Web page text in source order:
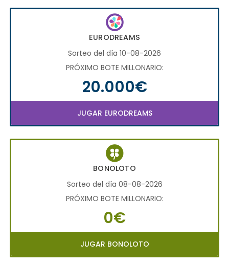
EURODREAMS
Sorteo del día 10-08-2026
PRÓXIMO BOTE MILLONARIO:
20.000€
JUGAR EURODREAMS
BONOLOTO
Sorteo del día 08-08-2026
PRÓXIMO BOTE MILLONARIO:
0€
JUGAR BONOLOTO